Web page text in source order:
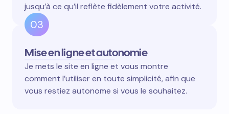
jusqu’à ce qu’il reflète fidèlement votre activité.
03
Mise en ligne et autonomie
Je mets le site en ligne et vous montre
comment l’utiliser en toute simplicité, afin que
vous restiez autonome si vous le souhaitez.